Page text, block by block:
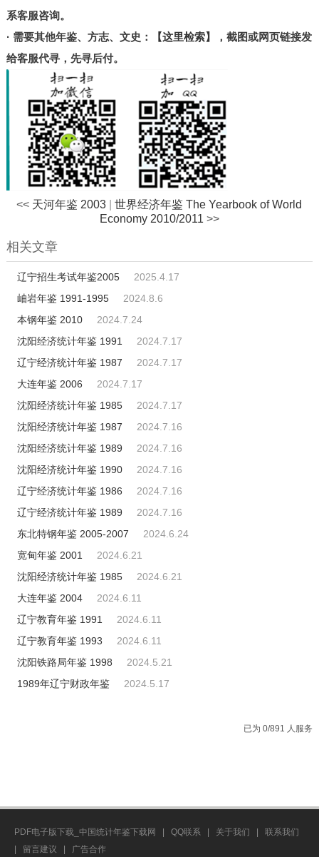
宁夏
台湾
系客服咨询。
· 需要其他年鉴、方志、文史：
【这里检索】
，截图或网页链接发
给客服代寻，先寻后付。
<< 天河年鉴 2003 |世界经济年鉴 The Yearbook of World
Economy 2010/2011 >>
相关文章
辽宁招生考试年鉴2005
2025.4.17
岫岩年鉴 1991-1995
2024.8.6
本钢年鉴 2010
2024.7.24
沈阳经济统计年鉴 1991
2024.7.17
辽宁经济统计年鉴 1987
2024.7.17
大连年鉴 2006
2024.7.17
沈阳经济统计年鉴 1985
2024.7.17
沈阳经济统计年鉴 1987
2024.7.16
沈阳经济统计年鉴 1989
2024.7.16
沈阳经济统计年鉴 1990
2024.7.16
辽宁经济统计年鉴 1986
2024.7.16
辽宁经济统计年鉴 1989
2024.7.16
东北特钢年鉴 2005-2007
2024.6.24
宽甸年鉴 2001
2024.6.21
沈阳经济统计年鉴 1985
2024.6.21
大连年鉴 2004
2024.6.11
辽宁教育年鉴 1991
2024.6.11
辽宁教育年鉴 1993
2024.6.11
沈阳铁路局年鉴 1998
2024.5.21
1989年辽宁财政年鉴
2024.5.17
已为 0/891 人服务
PDF电子版下载_中国统计年鉴下载网 QQ联系 关于我们
联系我们
留言建议 广告合作